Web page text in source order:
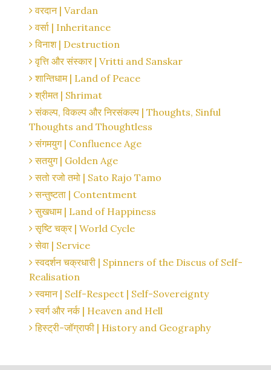
वरदान | Vardan
वर्सा | Inheritance
विनाश | Destruction
वृत्ति और संस्कार | Vritti and Sanskar
शान्तिधाम | Land of Peace
श्रीमत | Shrimat
संकल्प, विकल्प और निरसंकल्प | Thoughts, Sinful
Thoughts and Thoughtless
संगमयुग | Confluence Age
सतयुग | Golden Age
सतो रजो तमो | Sato Rajo Tamo
सन्तुष्टता | Contentment
सुखधाम | Land of Happiness
सृष्टि चक्र | World Cycle
सेवा | Service
स्वदर्शन चक्रधारी | Spinners of the Discus of Self-
Realisation
स्वमान | Self-Respect | Self-Sovereignty
स्वर्ग और नर्क | Heaven and Hell
हिस्ट्री-जॉग्राफी | History and Geography